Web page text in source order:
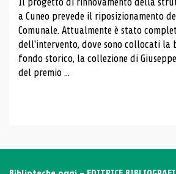
a Cuneo prevede il riposizionamento
Comunale. Attualmente è stato
dell'intervento, dove sono collocati la
fondo storico, la collezione di
del premio ...